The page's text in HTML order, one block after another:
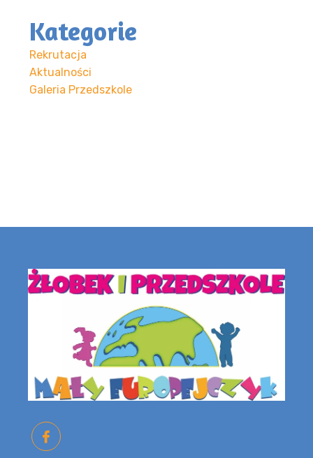
Kategorie
Rekrutacja
Aktualności
Galeria Przedszkole